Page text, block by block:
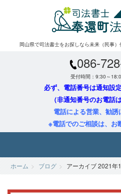
岡山県で司法書士をお探しなら未来（民事
086-
受付時間：9:30～
必ず、電話番号は通知設
（非通知番号のお電話
電話による営業、勧誘
※電話でのご相談は、お
ホーム ブログ アーカイブ 2021年